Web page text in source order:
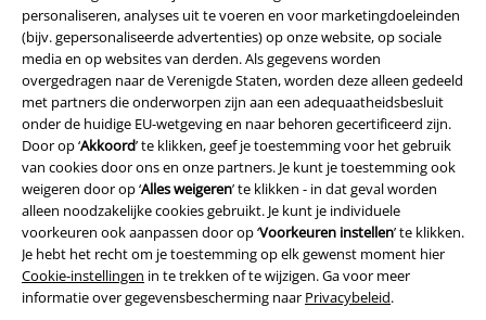
personaliseren, analyses uit te voeren en voor marketingdoeleinden
(bijv. gepersonaliseerde advertenties) op onze website, op sociale
media en op websites van derden. Als gegevens worden
overgedragen naar de Verenigde Staten, worden deze alleen gedeeld
met partners die onderworpen zijn aan een adequaatheidsbesluit
onder de huidige EU-wetgeving en naar behoren gecertificeerd zijn.
Door op ‘Akkoord’ te klikken, geef je toestemming voor het gebruik
van cookies door ons en onze partners. Je kunt je toestemming ook
weigeren door op ‘Alles weigeren’ te klikken - in dat geval worden
alleen noodzakelijke cookies gebruikt. Je kunt je individuele
voorkeuren ook aanpassen door op ‘Voorkeuren instellen’ te klikken.
Je hebt het recht om je toestemming op elk gewenst moment hier
Cookie-instellingen in te trekken of te wijzigen. Ga voor meer
informatie over gegevensbescherming naar Privacybeleid.
Legal
Algemene Voorwaarden
Bedrijfsgegevens